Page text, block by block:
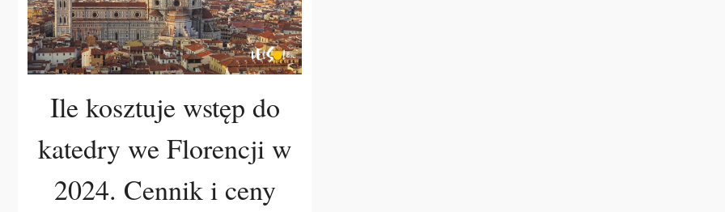
Ile kosztuje wstęp do
katedry we Florencji w
2024. Cennik i ceny